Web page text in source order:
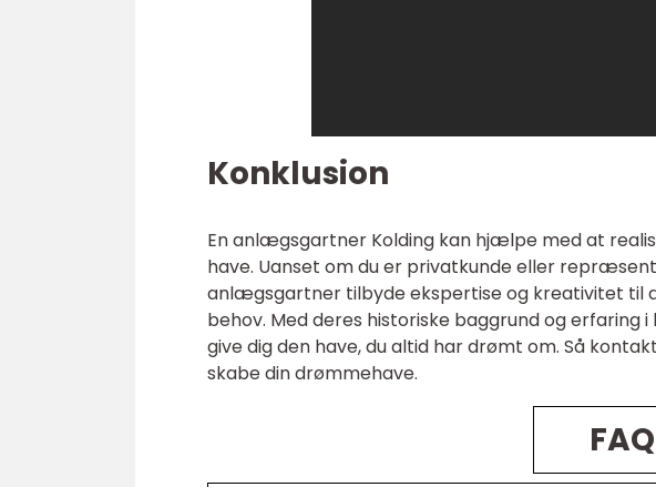
Konklusion
En anlægsgartner Kolding kan hjælpe med at
have. Uanset om du er privatkunde eller
anlægsgartner tilbyde ekspertise og kreativitet til
behov. Med deres historiske baggrund og
give dig den have, du altid har drømt om. Så
skabe din drømmehave.
FAQ